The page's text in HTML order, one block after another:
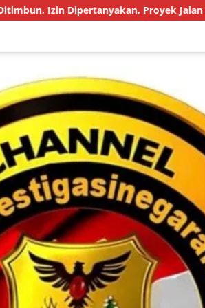
Proyek Jalan Disebut-sebut